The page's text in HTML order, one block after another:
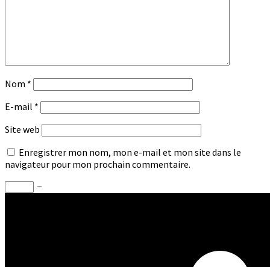
Nom *
E-mail *
Site web
Enregistrer mon nom, mon e-mail et mon site dans le
navigateur pour mon prochain commentaire.
−